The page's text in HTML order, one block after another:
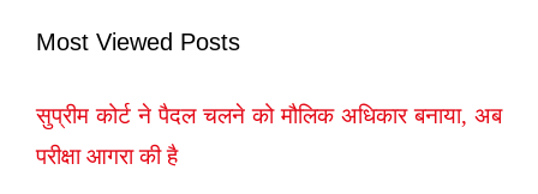
Most Viewed Posts
सुप्रीम कोर्ट ने पैदल चलने को मौलिक अधिकार बनाया, अब
परीक्षा आगरा की है